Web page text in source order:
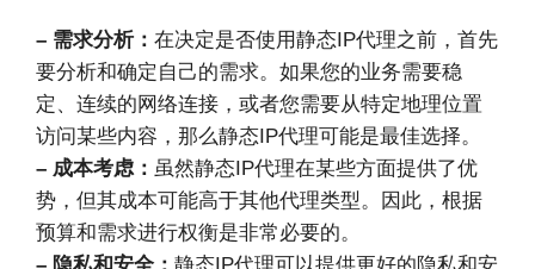
– 需求分析： 在决定是否使用静态IP代理之前，首先
要分析和确定自己的需求。如果您的业务需要稳
定、连续的网络连接，或者您需要从特定地理位置
访问某些内容，那么静态IP代理可能是最佳选择。
– 成本考虑： 虽然静态IP代理在某些方面提供了优
势，但其成本可能高于其他代理类型。因此，根据
预算和需求进行权衡是非常必要的。
– 隐私和安全： 静态IP代理可以提供更好的隐私和安